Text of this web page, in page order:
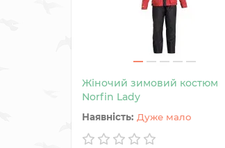
Жіночий зимовий костюм
Norfin Lady
Дуже мало